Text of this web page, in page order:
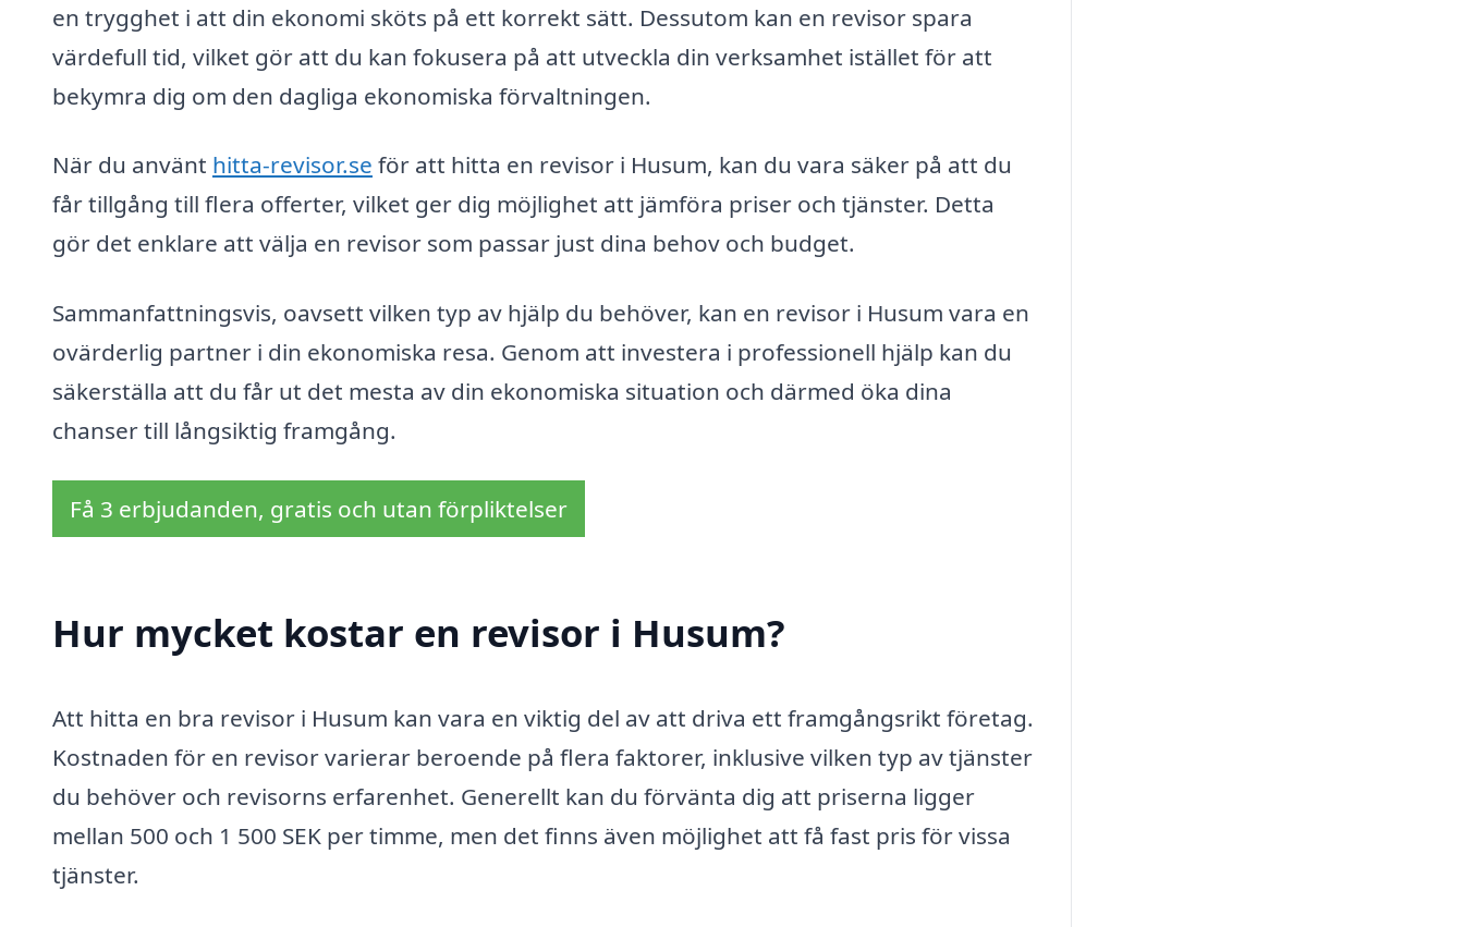
en trygghet i att din ekonomi sköts på ett korrekt sätt. Dessutom kan en revisor spara
värdefull tid, vilket gör att du kan fokusera på att utveckla din verksamhet istället för att
bekymra dig om den dagliga ekonomiska förvaltningen.
När du använt hitta-revisor.se för att hitta en revisor i Husum, kan du vara säker på att du
får tillgång till flera offerter, vilket ger dig möjlighet att jämföra priser och tjänster. Detta
gör det enklare att välja en revisor som passar just dina behov och budget.
Sammanfattningsvis, oavsett vilken typ av hjälp du behöver, kan en revisor i Husum vara en
ovärderlig partner i din ekonomiska resa. Genom att investera i professionell hjälp kan du
säkerställa att du får ut det mesta av din ekonomiska situation och därmed öka dina
chanser till långsiktig framgång.
Få 3 erbjudanden, gratis och utan förpliktelser
Hur mycket kostar en revisor i Husum?
Att hitta en bra revisor i Husum kan vara en viktig del av att driva ett framgångsrikt företag.
Kostnaden för en revisor varierar beroende på flera faktorer, inklusive vilken typ av tjänster
du behöver och revisorns erfarenhet. Generellt kan du förvänta dig att priserna ligger
mellan 500 och 1 500 SEK per timme, men det finns även möjlighet att få fast pris för vissa
tjänster.